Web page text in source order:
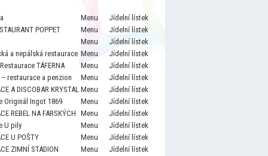
Menu
Jídelní lístek
POPPET
Menu
Jídelní lístek
Menu
Jídelní lístek
a nepálská restaurace Menu
Jídelní lístek
TÁFERNA
Menu
Jídelní lístek
– restaurace a penzion
Menu
Jídelní lístek
A DISCOBAR KRYSTAL Menu
Jídelní lístek
Originál Ingot 1869
Menu
Jídelní lístek
REBEL NA FARSKÝCH Menu
Jídelní lístek
U pily
Menu
Jídelní lístek
U POŠTY
Menu
Jídelní lístek
ZIMNÍ STADION
Menu
Jídelní lístek